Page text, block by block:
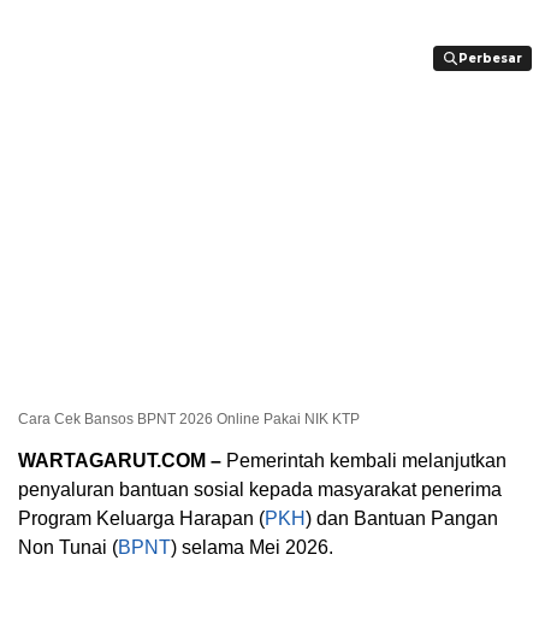
Perbesar
Perbesar
Cara Cek Bansos BPNT 2026 Online Pakai NIK KTP
WARTAGARUT.COM – Pemerintah kembali melanjutkan
penyaluran bantuan sosial kepada masyarakat penerima
Program Keluarga Harapan (PKH) dan Bantuan Pangan
Non Tunai (BPNT) selama Mei 2026.